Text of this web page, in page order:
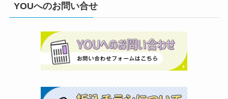
YOUへのお問い合せ